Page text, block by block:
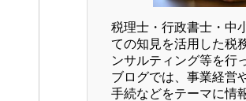
税理士・行政書士・中
ての知見を活用した税
ンサルティング等を行
ブログでは、事業経営
手続などをテーマに情